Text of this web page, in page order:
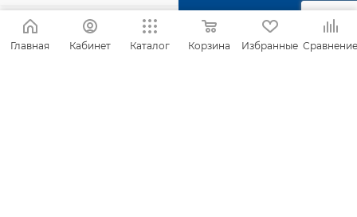
Главная Кабинет Каталог Корзина Избранные Сравнение